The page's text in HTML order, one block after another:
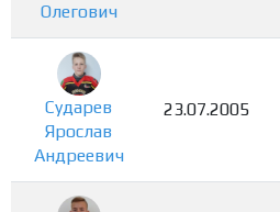
Олегович
Сударев
Ярослав
Андреевич
23.07.2005